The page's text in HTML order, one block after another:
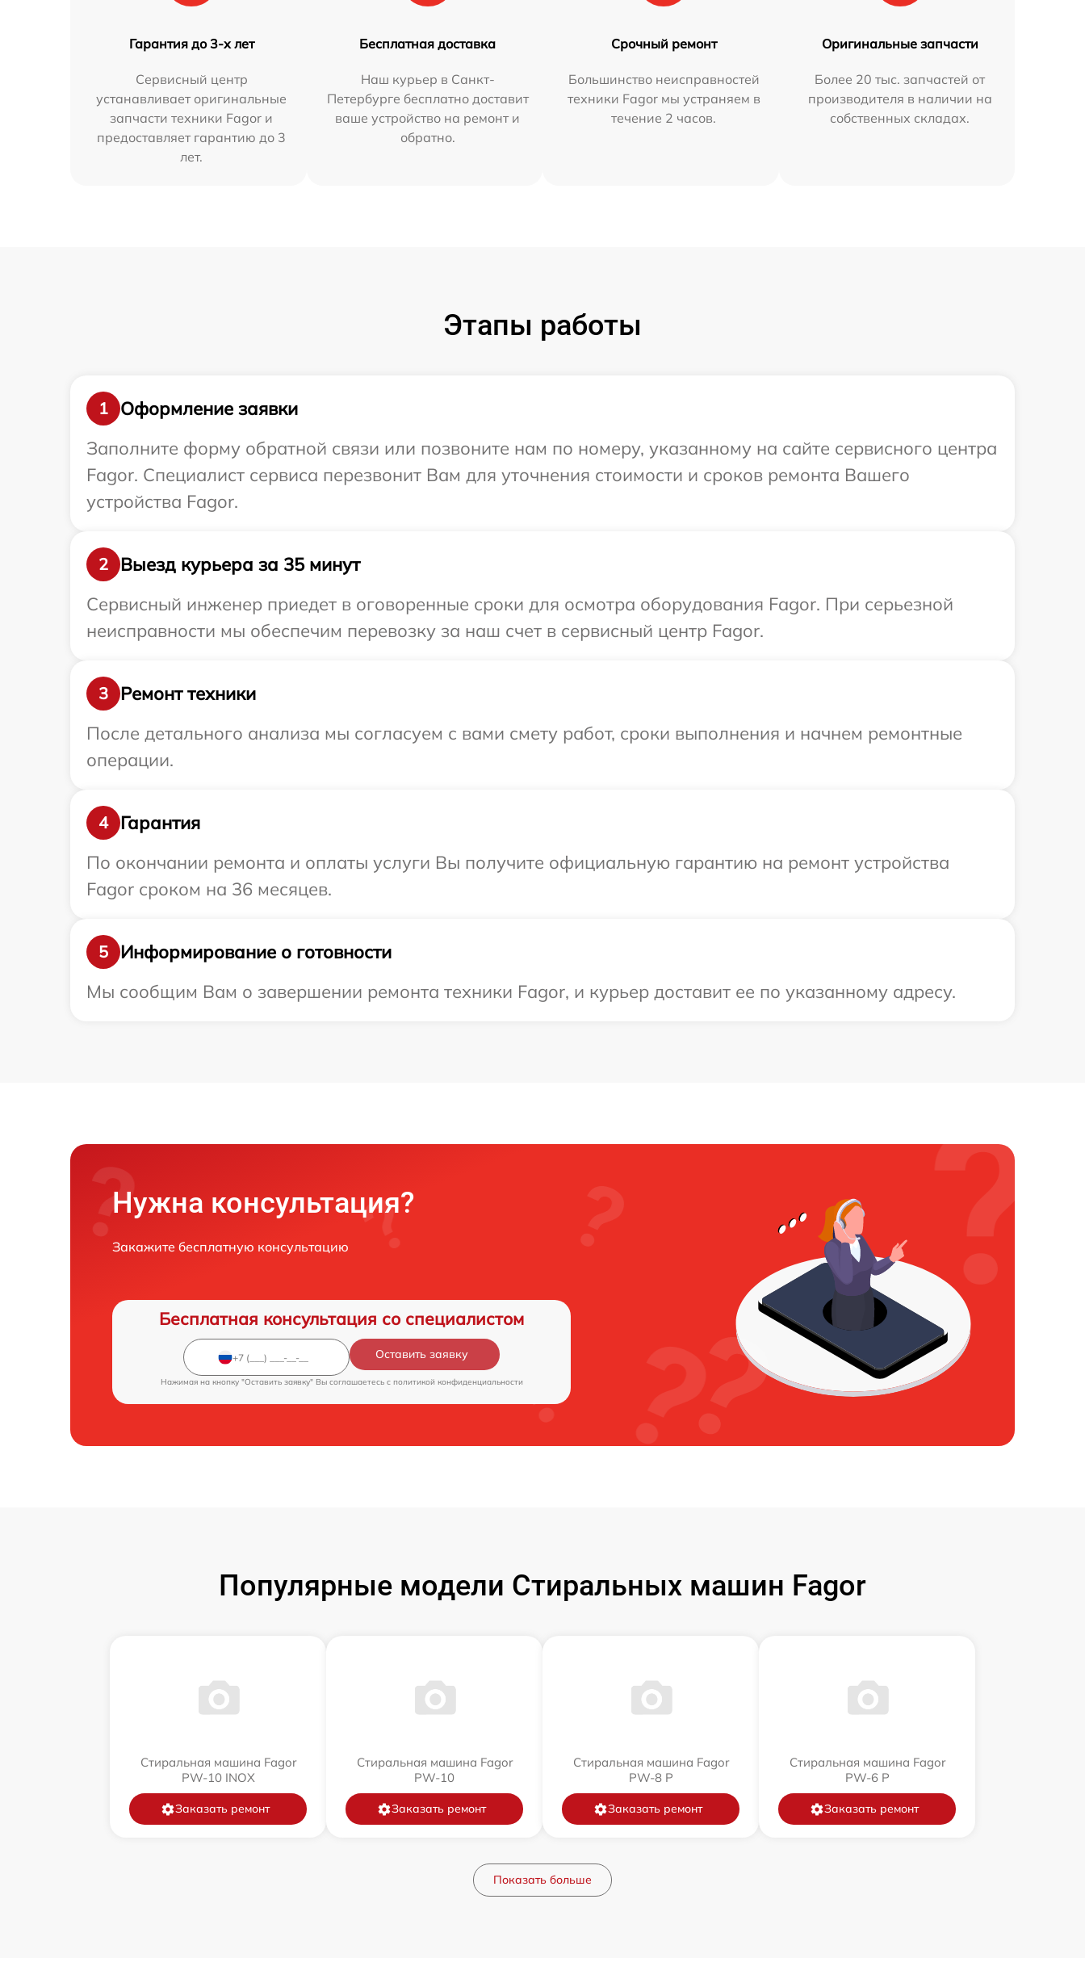
Гарантия до 3-х лет
Сервисный центр
устанавливает оригинальные
запчасти техники Fagor и
предоставляет гарантию до 3
лет.
Бесплатная доставка
Наш курьер в Санкт-
Петербурге бесплатно доставит
ваше устройство на ремонт и
обратно.
Срочный ремонт
Большинство неисправностей
техники Fagor мы устраняем в
течение 2 часов.
Оригинальные запчасти
Более 20 тыс. запчастей от
производителя в наличии на
собственных складах.
Этапы работы
1
Оформление заявки
Заполните форму обратной связи или позвоните нам по номеру, указанному на сайте сервисного центра
Fagor. Специалист сервиса перезвонит Вам для уточнения стоимости и сроков ремонта Вашего
устройства Fagor.
2
Выезд курьера за 35 минут
Сервисный инженер приедет в оговоренные сроки для осмотра оборудования Fagor. При серьезной
неисправности мы обеспечим перевозку за наш счет в сервисный центр Fagor.
3
Ремонт техники
После детального анализа мы согласуем с вами смету работ, сроки выполнения и начнем ремонтные
операции.
4
Гарантия
По окончании ремонта и оплаты услуги Вы получите официальную гарантию на ремонт устройства
Fagor сроком на 36 месяцев.
5
Информирование о готовности
Мы сообщим Вам о завершении ремонта техники Fagor, и курьер доставит ее по указанному адресу.
Нужна консультация?
Закажите бесплатную консультацию
Бесплатная консультация со специалистом
Оставить заявку
Нажимая на кнопку "Оставить заявку" Вы соглашаетесь c политикой конфиденциальности
Популярные модели Стиральных машин Fagor
Стиральная машина Fagor
PW-10 INOX
Заказать ремонт
Стиральная машина Fagor
PW-10
Заказать ремонт
Стиральная машина Fagor
PW-8 P
Заказать ремонт
Стиральная машина Fagor
PW-6 P
Заказать ремонт
Показать больше